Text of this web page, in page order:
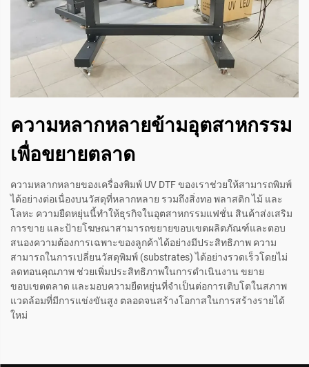
ความหลากหลายข้ามอุตสาหกรรม
เพื่อขยายตลาด
ความหลากหลายของเครื่องพิมพ์ UV DTF ของเราช่วยให้สามารถพิมพ์
ได้อย่างต่อเนื่องบนวัสดุที่หลากหลาย รวมถึงสิ่งทอ พลาสติก ไม้ และ
โลหะ ความยืดหยุ่นนี้ทำให้ธุรกิจในอุตสาหกรรมแฟชั่น สินค้าส่งเสริม
การขาย และป้ายโฆษณาสามารถขยายขอบเขตผลิตภัณฑ์และตอบ
สนองความต้องการเฉพาะของลูกค้าได้อย่างมีประสิทธิภาพ ความ
สามารถในการเปลี่ยนวัสดุพิมพ์ (substrates) ได้อย่างรวดเร็วโดยไม่
ลดทอนคุณภาพ ช่วยเพิ่มประสิทธิภาพในการดำเนินงาน ขยาย
ขอบเขตตลาด และมอบความยืดหยุ่นที่จำเป็นต่อการเติบโตในสภาพ
แวดล้อมที่มีการแข่งขันสูง ตลอดจนสร้างโอกาสในการสร้างรายได้
ใหม่